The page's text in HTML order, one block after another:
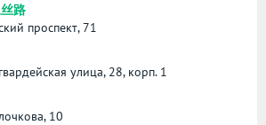
路
проспект, 71
улица, 28, корп. 1
10